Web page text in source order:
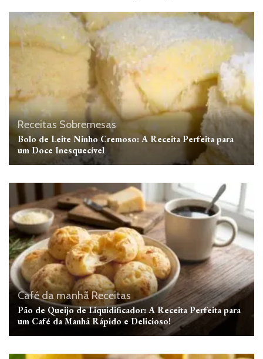
Receitas Sobremesas
Bolo de Leite Ninho Cremoso: A Receita Perfeita para
um Doce Inesquecível
Café da manhã Receitas
Pão de Queijo de Liquidificador: A Receita Perfeita para
um Café da Manhã Rápido e Delicioso!